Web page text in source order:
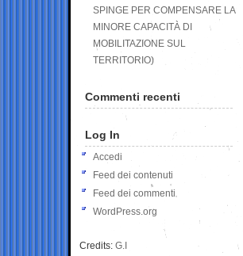
SPINGE PER COMPENSARE LA
MINORE CAPACITÀ DI
MOBILITAZIONE SUL
TERRITORIO)
Commenti recenti
Log In
Accedi
Feed dei contenuti
Feed dei commenti
WordPress.org
Credits: G.I